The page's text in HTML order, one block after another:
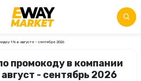
1% в августе - сентябре 2026
промокоду в компании
август - сентябрь 2026